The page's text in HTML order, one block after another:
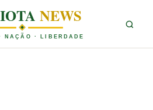
NEWS
NAÇÃO · LIBERDADE